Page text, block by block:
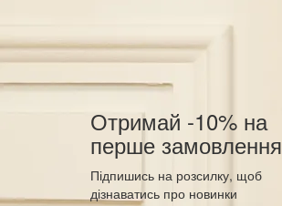
Отримай -10% на
перше замовлення
Підпишись на розсилку, щоб
дізнаватись про новинки